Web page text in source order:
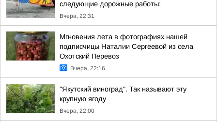
следующие дорожные работы:
Вчера, 22:31
Мгновения лета в фотографиях нашей
подписчицы Наталии Сергеевой из села
Охотский Перевоз
Вчера, 22:16
"Якутский виноград". Так называют эту
крупную ягоду
Вчера, 22:00